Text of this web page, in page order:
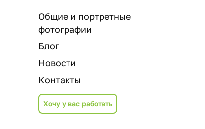
Общие и портретные
фотографии
Блог
Новости
Контакты
Хочу у вас работать